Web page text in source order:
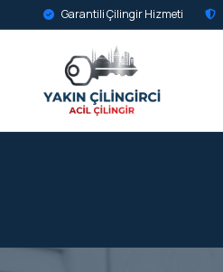
Garantili Çilingir Hizmeti